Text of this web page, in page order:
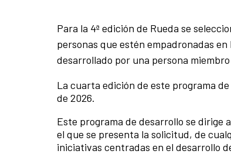
Para la 4ª edición de Rueda se
personas que estén empadronadas
desarrollado por una persona
La cuarta edición de este programa
de 2026.
Este programa de desarrollo se dirige
el que se presenta la solicitud, de
iniciativas centradas en el desarrollo